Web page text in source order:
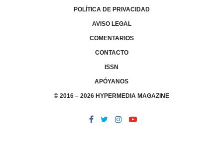
POLÍTICA DE PRIVACIDAD
AVISO LEGAL
COMENTARIOS
CONTACTO
ISSN
APÓYANOS
© 2016 – 2026 HYPERMEDIA MAGAZINE